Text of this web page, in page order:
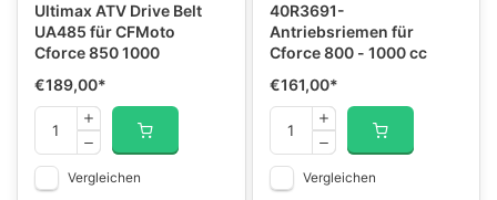
Ultimax ATV Drive Belt
UA485 für CFMoto
Cforce 850 1000
€189,00*
Vergleichen
40R3691-
Antriebsriemen für
Cforce 800 - 1000 cc
€161,00*
Vergleichen